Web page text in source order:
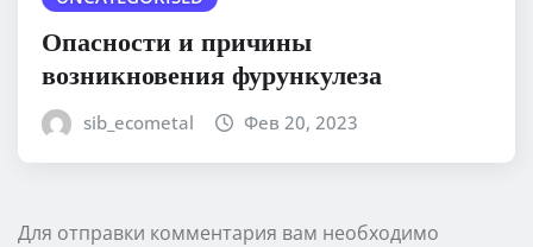
Опасности и причины
возникновения фурункулеза
sib_ecometal Фев 20, 2023
Для отправки комментария вам необходимо